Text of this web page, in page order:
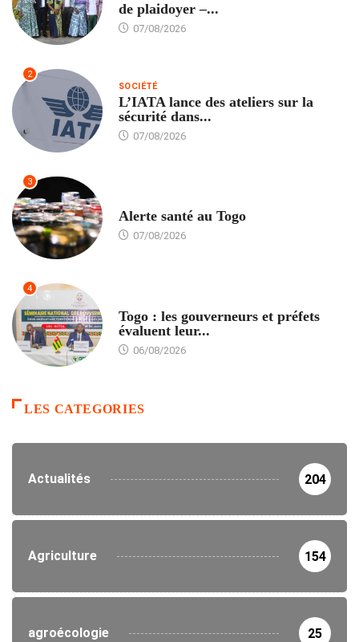
de plaidoyer –...
07/08/2026
2
SOCIÉTÉ
L’IATA lance des ateliers sur la
sécurité dans...
07/08/2026
3
Alerte santé au Togo
07/08/2026
4
Togo : les gouverneurs et préfets
évaluent leur...
06/08/2026
LES CATEGORIES
Actualités 204
Agriculture 154
agroécologie 25